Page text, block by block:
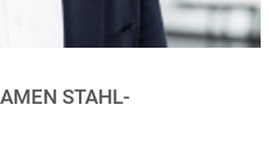
STAHL-